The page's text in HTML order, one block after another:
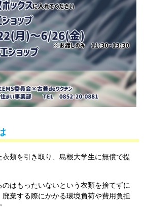
類を引き取り、島根大学生に無償で提
はもったいないという衣類を捨てずに
棄する際にかかる環境負荷や費用負担